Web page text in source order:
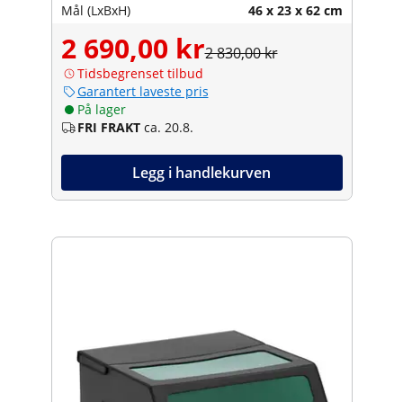
Mål (LxBxH) 46 x 23 x 62 cm
2 690,00 kr2 830,00 kr
Tidsbegrenset tilbud
Garantert laveste pris
På lager
FRI FRAKT ca. 20.8.
Legg i handlekurven